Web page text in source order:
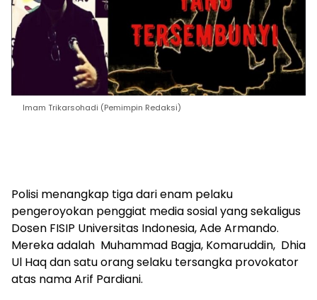
Imam Trikarsohadi (Pemimpin Redaksi)
Polisi menangkap tiga dari enam pelaku
pengeroyokan penggiat media sosial yang sekaligus
Dosen FISIP Universitas Indonesia, Ade Armando.
Mereka adalah Muhammad Bagja, Komaruddin, Dhia
Ul Haq dan satu orang selaku tersangka provokator
atas nama Arif Pardiani.